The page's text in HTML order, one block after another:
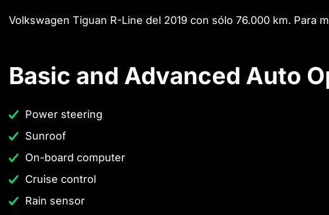
Volkswagen Tiguan R-Line del 2019 con sólo 76.000 km. Para
Basic and Advanced Auto
Power steering
Sunroof
On-board computer
Cruise control
Rain sensor